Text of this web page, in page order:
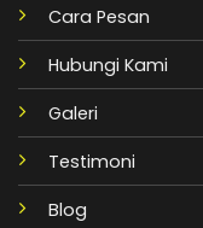
Cara Pesan
Hubungi Kami
Galeri
Testimoni
Blog